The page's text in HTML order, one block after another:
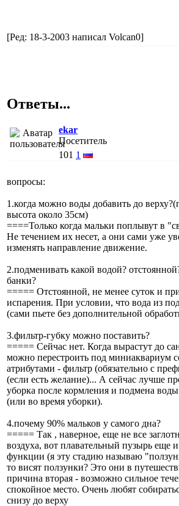
[Ред: 18-3-2003 написал Volcan0]
Ответы...
ekar
Посетитель
101 1
вопросы:
1.когда можно воды добавить до
высота около 35см)
====Только когда мальки поплывут в
Не течением их несет, а они сами уже
изменять направление движение.
2.подменивать какой водой?
банки?
===== Отстоянной, не менее суток и
испарения. При условии, что вода из
(сами пьете без дополнительной
3.фильтр-губку можно поставить?
===== Сейчас нет. Когда вырастут до
можно перестроить под миниаквариум
атрибутами - фильтр (обязательно с
(если есть желание)... А сейчас лучше
уборка после кормления и подмена
(или во время уборки).
4.почему 90% мальков у самого дна?
===== Так , наверное, еще не все
воздуха, вот плавательный пузырь еще
функции (я эту стадию называю
то висят ползунки? Это они в
причина вторая - возможно сильное
спокойное место. Очень любят
снизу до верху